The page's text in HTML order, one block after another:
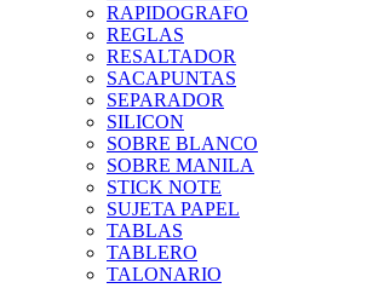
RAPIDOGRAFO
REGLAS
RESALTADOR
SACAPUNTAS
SEPARADOR
SILICON
SOBRE BLANCO
SOBRE MANILA
STICK NOTE
SUJETA PAPEL
TABLAS
TABLERO
TALONARIO